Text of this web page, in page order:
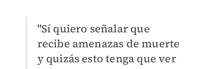
"Sí quiero señalar que
recibe amenazas de muerte
y quizás esto tenga que ver